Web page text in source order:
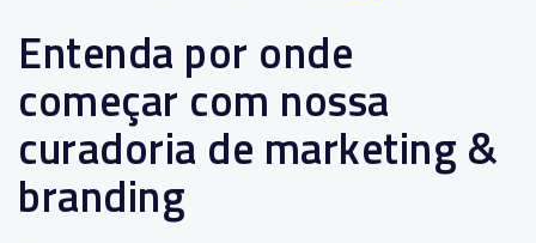
Entenda por onde
começar com nossa
curadoria de marketing &
branding